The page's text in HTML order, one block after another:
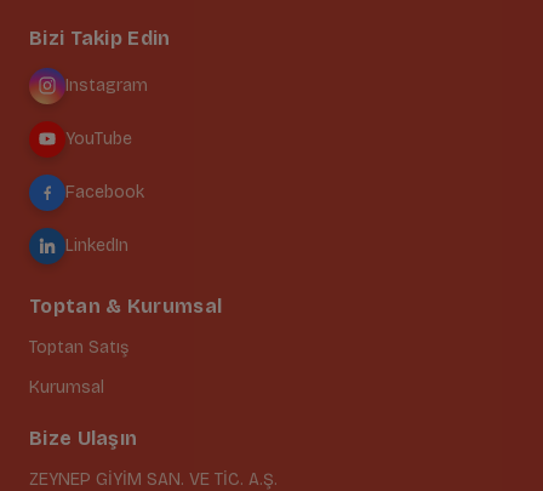
Bizi Takip Edin
Instagram
YouTube
Facebook
LinkedIn
Toptan & Kurumsal
Toptan Satış
Kurumsal
Bize Ulaşın
ZEYNEP GİYİM SAN. VE TİC. A.Ş.